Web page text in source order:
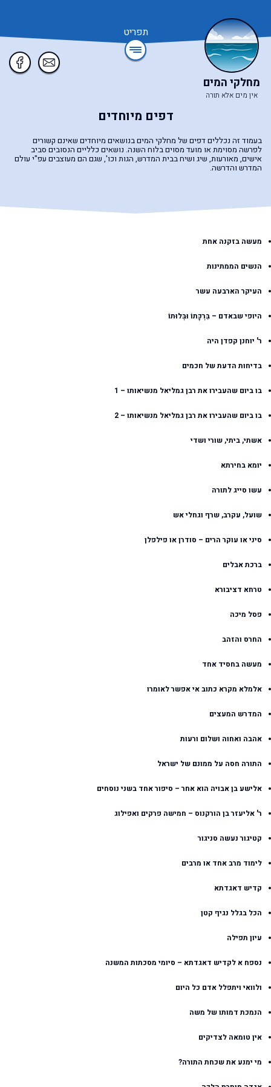
תפריט
מחלקי המים
אין מים אלא תורה
דפים מיוחדים
בעמוד זה נכללים דפים של מחלקי המים בנושאים מיוחדים שאינם קשורים
לפרשה מסוימת או מועד מסוים בלוח השנה. נושאים כלליים הנסובים סביב
אישים, מאורעות, שיג ושיח בבית המדרש, הגות וכו', שגם הם מעוצבים עפ"י עולם
המדרש והדרשה.
מעשה בזקנה אחת
הנשים הממתינות
העיקר הארבעה עשר
היופי שבאדם – בִּרְכָּתוֹ וּבְּלוּתוֹ
ר' יוחנן קפדן היה
בדיחות הדעת של חכמים
בו ביום שהעבירו את רבן גמליאל מנשיאותו – 1
בו ביום שהעבירו את רבן גמליאל מנשיאותו – 2
אשתי, ביתי, שורי ושדי
יומא בחירתא
עשו סייג לתורה
שועל, עקרב, שרף וגחלי אש
סיני או עוקר הרים – סודרן או פילפלן
ברכת אבלים
טרחא דציבורא
פסל מיכה
החרס והזהב
מעשה בחסיד אחד
אלמלא מקרא כתוב אי אפשר לאומרו
המדרש המעצים
אהבה ואחוה ושלום ורעות
התורה חסה על ממונם של ישראל
אלישע בן אבויה הוא אחר – סיפור אחד בשני נוסחים
ר' אליעזר בן הורקנוס – חמישה פרקים ואפילוג
קטיגור נעשה סניגור
לימוד מרב אחד או מרבים
קדיש דאגדתא
הכל בגלל נגיף קטן
עיון תפילה
נספח א לקדיש דאגדתא – סיומי מסכתות המשנה
ולוואי ויתפלל אדם כל היום
הנמכת דמותו של משה
אין טומאה לצדיקים
מי ימנע את שכחת התורה?